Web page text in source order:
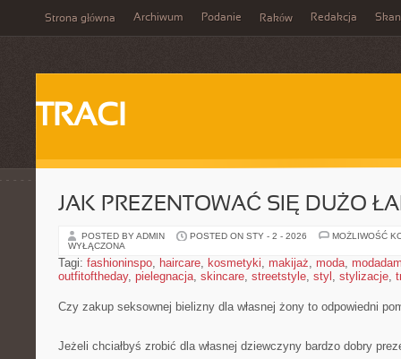
Strona główna Archiwum Podanie Raków Redakcja
TRACI
JAK PREZENTOWAĆ SIĘ DUŻO
POSTED BY ADMIN POSTED ON STY - 2 - 2026
MOŻLIWOŚĆ
WYŁĄCZONA
Tagi: fashioninspo, haircare, kosmetyki, makijaż, moda,
outfitoftheday, pielegnacja, skincare, streetstyle, styl , stylizacje,
Czy zakup seksownej bielizny dla własnej żony to odpowiedni
Jeżeli chciałbyś zrobić dla własnej dziewczyny bardzo dobry